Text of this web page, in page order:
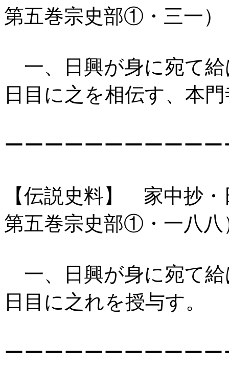
第五巻宗史部①・三一）
一、日興が身に宛て給
日目に之を相伝す、本
ーーーーーーーーーー
【伝説史料】 家中抄
第五巻宗史部①・一八八
一、日興が身に宛て給
日目に之れを授与す。
ーーーーーーーーーー